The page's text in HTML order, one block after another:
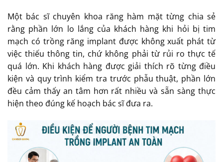
Một bác sĩ chuyên khoa răng hàm mặt từng chia sẻ
rằng phần lớn lo lắng của khách hàng khi hỏi bị tim
mạch có trồng răng implant được không xuất phát từ
việc thiếu thông tin, chứ không phải từ rủi ro thực tế
quá lớn. Khi khách hàng được giải thích rõ từng điều
kiện và quy trình kiểm tra trước phẫu thuật, phần lớn
đều cảm thấy an tâm hơn rất nhiều và sẵn sàng thực
hiện theo đúng kế hoạch bác sĩ đưa ra.